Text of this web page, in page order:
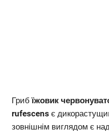
Грибїжовик
rufescens є
зовнішнім виглядом є